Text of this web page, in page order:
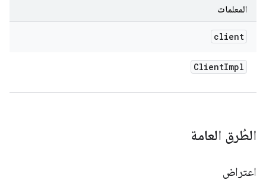
المعلمات
client
ClientImpl
الطُرق العامة
اعتراض